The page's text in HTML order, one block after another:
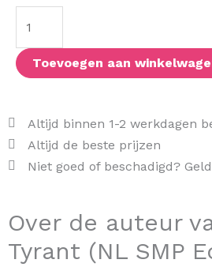
SMP
Editie)
aantal
Toevoegen aan
Altijd binnen 1-2 werkdagen
Altijd de beste prijzen
Niet goed of beschadigd?
Over de auteur
Tyrant (NL SMP